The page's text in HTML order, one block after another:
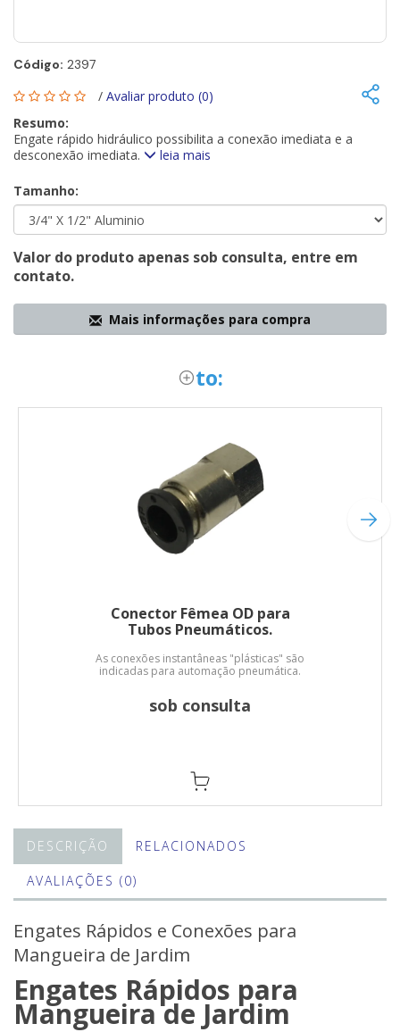
Código: 2397
/ Avaliar produto (0)
Resumo:
Engate rápido hidráulico possibilita a conexão imediata e a
desconexão imediata.
leia mais
Tamanho:
Valor do produto apenas sob consulta, entre em
contato.
Mais informações para compra
to:
Conector Fêmea OD para
Tubos Pneumáticos.
As conexões instantâneas "plásticas" são
indicadas para automação pneumática.
sob consulta
DESCRIÇÃO RELACIONADOS
AVALIAÇÕES (0)
Engates Rápidos e Conexões para
Mangueira de Jardim
Engates Rápidos para
Mangueira de Jardim